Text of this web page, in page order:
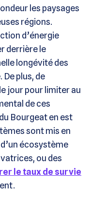
les paysages
régions.
d’énergie
derrière le
longévité des
plus, de
jour pour limiter au
de ces
Bourgeat en est
sont mis en
écosystème
ou des
le taux de survie